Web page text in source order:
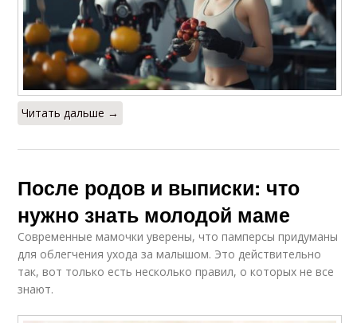
Читать дальше →
После родов и выписки: что
нужно знать молодой маме
Современные мамочки уверены, что памперсы придуманы
для облегчения ухода за малышом. Это действительно
так, вот только есть несколько правил, о которых не все
знают.